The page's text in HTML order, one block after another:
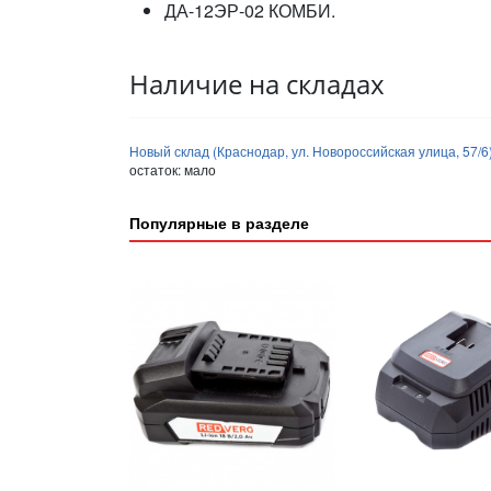
ДА-12ЭР-02 КОМБИ.
Наличие на складах
Новый склад (Краснодар, ул. Новороссийская улица, 57/
остаток:мало
Популярные в разделе